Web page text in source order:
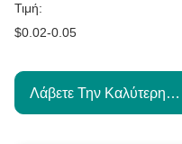
Τιμή:
$0.02-0.05
Λάβετε Την Καλύτερη Τιμή